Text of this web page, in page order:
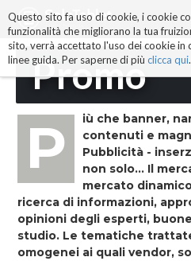
Questo sito fa uso di cookie, i cookie
funzionalità che migliorano la tua
sito, verrà accettato l'uso dei cookie in
linee guida. Per saperne di più clicca qui.
ai
contenuti.
|
alla
Promo
Più che banner, narrazioni visuali, ricche di
contenuti e
Pubblicità -
non solo... Il
mercato
ricerca di informazioni,
opinioni degli esperti,
studio. Le tematiche
omogenei ai quali vendor,